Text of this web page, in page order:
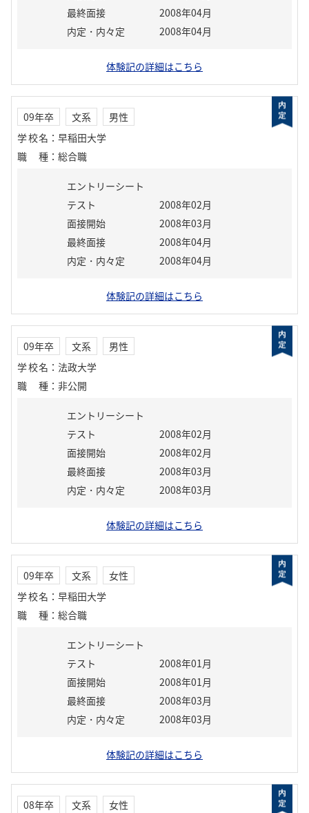
最終面接
2008年04月
内定・内々定
2008年04月
体験記の詳細はこちら
09年卒 文系
男性
学校名 ： 早稲田大学
職種 ： 総合職
エントリーシート
テスト
2008年02月
面接開始
2008年03月
最終面接
2008年04月
内定・内々定
2008年04月
体験記の詳細はこちら
09年卒 文系
男性
学校名 ： 法政大学
職種 ： 非公開
エントリーシート
テスト
2008年02月
面接開始
2008年02月
最終面接
2008年03月
内定・内々定
2008年03月
体験記の詳細はこちら
09年卒 文系
女性
学校名 ： 早稲田大学
職種 ： 総合職
エントリーシート
テスト
2008年01月
面接開始
2008年01月
最終面接
2008年03月
内定・内々定
2008年03月
体験記の詳細はこちら
08年卒 文系 女性